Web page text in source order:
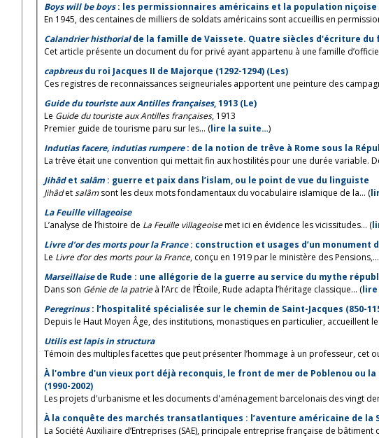
Boys will be boys: les permissionnaires américains et la population niçoise
En 1945, des centaines de milliers de soldats américains sont accueillis en
Calandrier histhorialde la famille de Vaissete. Quatre siècles d'écriture du
Cet article présente un document du for privé ayant appartenu à une famille
capbreusdu roi Jacques II de Majorque (1292-1294) (Les)
Ces registres de reconnaissances seigneuriales apportent une peinture des
Guide du touriste aux Antilles françaises
, 1913 (Le)
Le Guide du touriste aux Antilles françaises, 1913
Premier guide de tourisme paru sur les... (lire la suite…)
Indutias facere, indutias rumpere: de la notion de trêve à Rome sous la
La trêve était une convention qui mettait fin aux hostilités pour une durée variable.
Jihâdet salâm : guerre et paix dans l’islam, ou le point de vue du linguiste
Jihâdetsalâmsont les deux mots fondamentaux du vocabulaire islamique de la... (
La Feuille villageoise
L’analyse de l’histoire de La Feuille villageoisemet ici en évidence les vicissitudes... (
Livre d’or des morts pour la France: construction et usages d’un monument
Le Livre d’or des morts pour la France, conçu en 1919 par le ministère des
Marseillaisede Rude : une allégorie de la guerre au service du mythe
Dans son Génie de la patrieà l’Arc de l’Étoile, Rude adapta l’héritage classique... (
Peregrinus: l’hospitalité spécialisée sur le chemin de Saint-Jacques (850-
Depuis le Haut Moyen Âge, des institutions, monastiques en particulier, accueillent
Utilis est lapis in structura
Témoin des multiples facettes que peut présenter l’hommage à un professeur, cet
À l'ombre d'un vieux port déjà reconquis, le front de mer de Poblenou ou
(1990-2002)
Les projets d'urbanisme et les documents d'aménagement barcelonais des vingt
À la conquête des marchés transatlantiques : l’aventure américaine de la
La Société Auxiliaire d’Entreprises (SAE), principale entreprise française de bâtiment